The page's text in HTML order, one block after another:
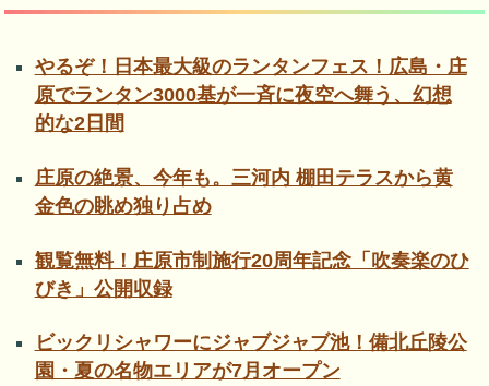
やるぞ！日本最大級のランタンフェス！広島・庄
原でランタン3000基が一斉に夜空へ舞う、幻想
的な2日間
庄原の絶景、今年も。三河内 棚田テラスから黄
金色の眺め独り占め
観覧無料！庄原市制施行20周年記念「吹奏楽のひ
びき」公開収録
ビックリシャワーにジャブジャブ池！備北丘陵公
園・夏の名物エリアが7月オープン